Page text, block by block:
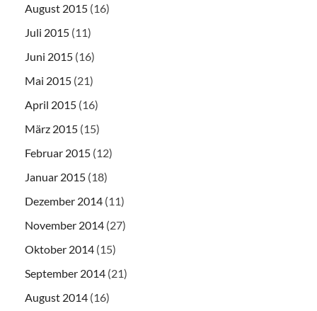
August 2015 (16)
Juli 2015 (11)
Juni 2015 (16)
Mai 2015 (21)
April 2015 (16)
März 2015 (15)
Februar 2015 (12)
Januar 2015 (18)
Dezember 2014 (11)
November 2014 (27)
Oktober 2014 (15)
September 2014 (21)
August 2014 (16)